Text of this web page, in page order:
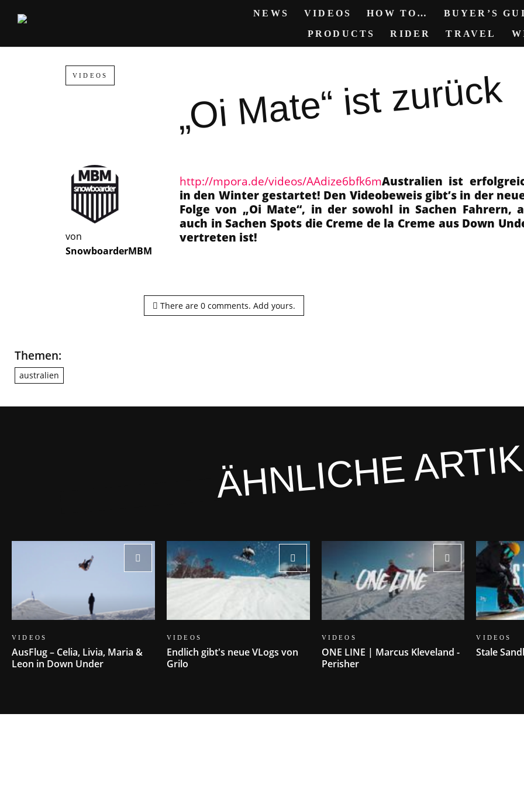
NEWS VIDEOS HOW TO… BUYER’S
PRODUCTS RIDER TRAVEL
VIDEOS „Oi Mate“ ist zurück
von
SnowboarderMBM
http://mpora.de/videos/AAdize6bfk6mAustralien ist
in den Winter gestartet! Den Videobeweis gibt’s in der
Folge von „Oi Mate“, in der sowohl in Sachen Fahrern,
auch in Sachen Spots die Creme de la Creme aus Down
vertreten ist!
There are0 comments.Add yours.
Themen:
australien
ÄHNLICHE
VIDEOS
AusFlug – Celia, Livia, Maria &
Leon in Down Under
VIDEOS
Endlich gibt's neue VLogs von
Grilo
VIDEOS
ONE LINE | Marcus Kleveland -
Perisher
VIDEOS
Stale